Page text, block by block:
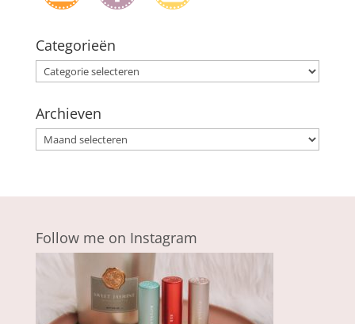
Categorieën
Categorieën
Archieven
Archieven
Follow me on Instagram